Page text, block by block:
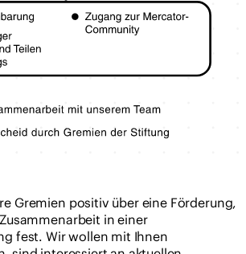
Gremien positiv über eine Förderung,
in einer
fest. Wir wollen mit Ihnen